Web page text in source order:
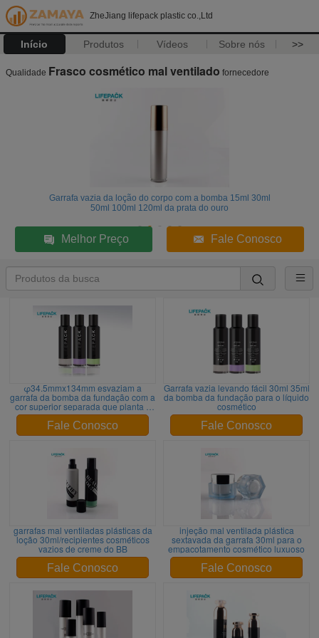
ZheJiang lifepack plastic co.,Ltd
Início Produtos Vídeos Sobre nós >>
Qualidade Frasco cosmético mal ventilado fornecedore
Garrafa vazia da loção do corpo com a bomba 15ml 30ml
50ml 100ml 120ml da prata do ouro
Melhor Preço Fale Conosco
φ34.5mmx134mm esvaziam a
garrafa da bomba da fundação com a
cor superior separada que planta o
serviço
Fale Conosco
Garrafa vazia levando fácil 30ml 35ml
da bomba da fundação para o líquido
cosmético
Fale Conosco
garrafas mal ventiladas plásticas da
loção 30ml/recipientes cosméticos
vazios de creme do BB
Fale Conosco
injeção mal ventilada plástica
sextavada da garrafa 30ml para o
empacotamento cosmético luxuoso
Fale Conosco